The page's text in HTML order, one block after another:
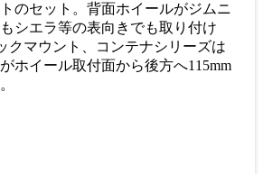
のセット。背面ホイールがジムニ
シエラ等の表向きでも取り付け
クマウント、コンテナシリーズは
ホイール取付面から後方へ115mm